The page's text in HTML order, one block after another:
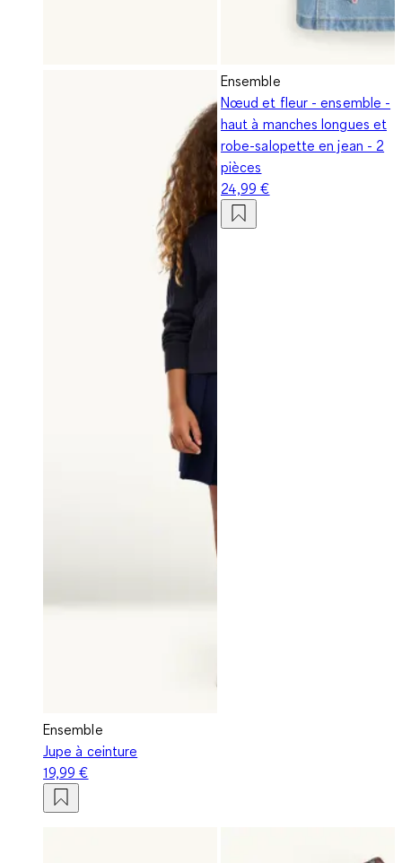
Ensemble
Jupe à ceinture
19,99 €
Ensemble
Nœud et fleur - ensemble -
haut à manches longues et
robe-salopette en jean - 2
pièces
24,99 €